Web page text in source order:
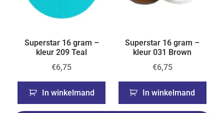
Superstar 16 gram –
kleur 209 Teal
€6,75
In winkelmand
Superstar 16 gram –
kleur 031 Brown
€6,75
In winkelmand